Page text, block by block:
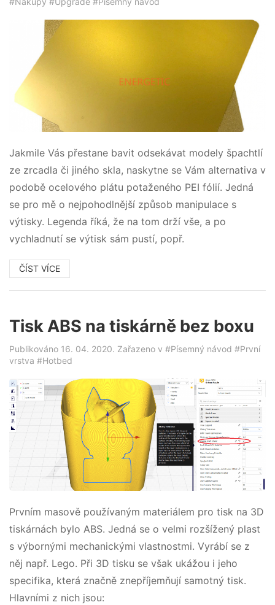
Jakmile Vás přestane bavit odsekávat modely špachtlí
ze zrcadla či jiného skla, naskytne se Vám alternativa v
podobě ocelového plátu potaženého PEI fólií. Jedná
se pro mě o nejpohodlnější způsob manipulace s
výtisky. Legenda říká, že na tom drží vše, a po
vychladnutí se výtisk sám pustí, popř.
ČÍST VÍCE
Tisk ABS na tiskárně bez boxu
Publikováno 16. 04. 2020. Zařazeno v #Písemný návod #První
vrstva #Hotbed
Prvním masově používaným materiálem pro tisk na 3D
tiskárnách bylo ABS. Jedná se o velmi rozšížený plast
s výbornými mechanickými vlastnostmi. Vyrábí se z
něj např. Lego. Při 3D tisku se však ukážou i jeho
specifika, která značně znepříjemňují samotný tisk.
Hlavními z nich jsou: